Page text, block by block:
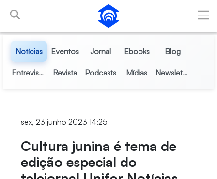
Pular para o Conteúdo principal
Notícias Eventos Jornal Ebooks Blog
Entrevistas Revista Podcasts Mídias Newsletter
sex, 23 junho 2023 14:25
Cultura junina é tema de
edição especial do